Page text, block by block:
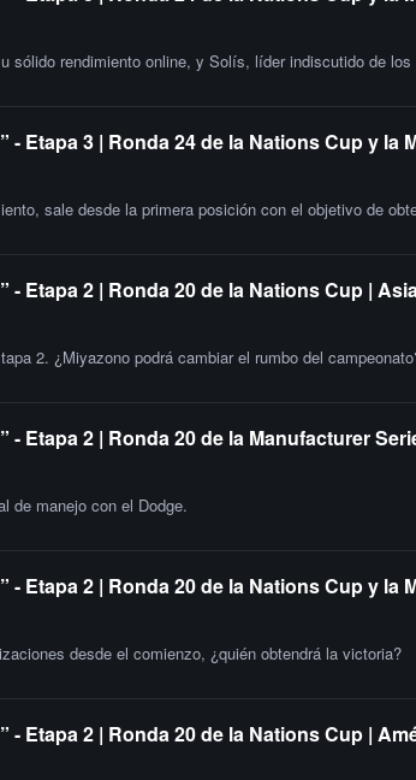
sólido rendimiento online, y Solís, líder indiscutido de
- Etapa 3 | Ronda 24 de la Nations Cup y
sale desde la primera posición con el objetivo de
- Etapa 2 | Ronda 20 de la Nations Cup |
2. ¿Miyazono podrá cambiar el rumbo del
- Etapa 2 | Ronda 20 de la Manufacturer
de manejo con el Dodge.
Etapa 2 | Ronda 20 de la Nations Cup y la
desde el comienzo, ¿quién obtendrá la victoria?
- Etapa 2 | Ronda 20 de la Nations Cup |